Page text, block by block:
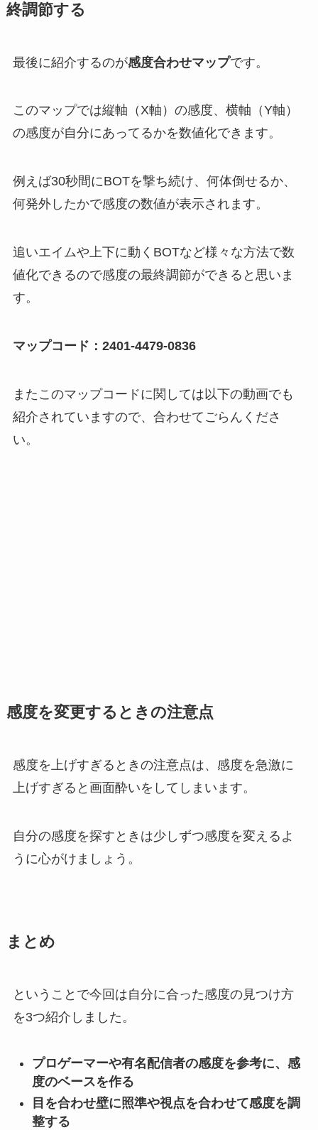
終調節する
最後に紹介するのが感度合わせマップです。
このマップでは縦軸（X軸）の感度、横軸（Y軸）
の感度が自分にあってるかを数値化でき ます。
例えば30秒間にBOTを撃ち続け、何体倒せるか、
何発外したかで感度の数値が表示されます。
追いエイムや上下に動くBOTなど様々な方法で数
値化できるので感度の最終調節ができる と思いま
す。
マップコード：2401-4479-0836
またこのマップコードに関しては以下の動画でも
紹介されていますので、合わせてごらんくださ
い。
感度を変更するときの注意点
感度を上げすぎるときの注意点は、 感度を急激に
上げすぎると画面酔いをしてしまいます。
自分の感度を探すときは少しずつ感度を変える よ
うに心がけましょう。
まとめ
ということで今回は自分に合った感度の見つけ方
を3つ紹介しました。
プロゲーマーや有名配信者の感度を参考に、感
度のベースを作る
目を合わせ壁に照準や視点を合わせて感度を調
整する